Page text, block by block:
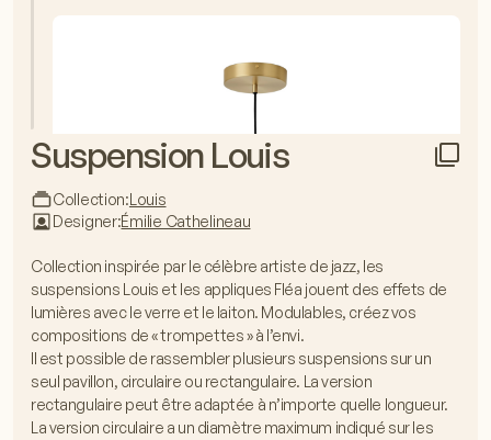
Suspension Louis
Collection:Louis
Designer:Émilie Cathelineau
Collection inspirée par le célèbre artiste de jazz, les
suspensions Louis et les appliques Fléa jouent des effets de
lumières avec le verre et le laiton. Modulables, créez vos
compositions de « trompettes » à l’envi.
Il est possible de rassembler plusieurs suspensions sur un
seul pavillon, circulaire ou rectangulaire. La version
rectangulaire peut être adaptée à n’importe quelle longueur.
La version circulaire a un diamètre maximum indiqué sur les